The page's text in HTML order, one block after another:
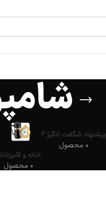
پیشنهاد شگفت انگیز ۲
۰ محصول
خانه و
۰ محصول